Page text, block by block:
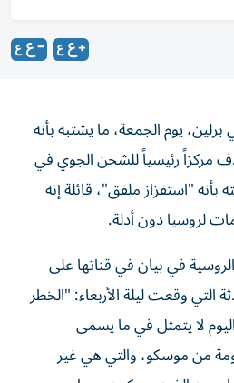
يوم الجمعة، ما يشتبه بأنه
مركزاً رئيسياً للشحن الجوي في
بأنه "استفزاز ملفق"، قائلة إنه
لروسيا دون أدلة.
التي وقعت ليلة الأربعاء: "الخطر
اليوم لا يتمثل في ما يسمى
من موسكو، والتي هي غير
الذين يحيكون بحماس